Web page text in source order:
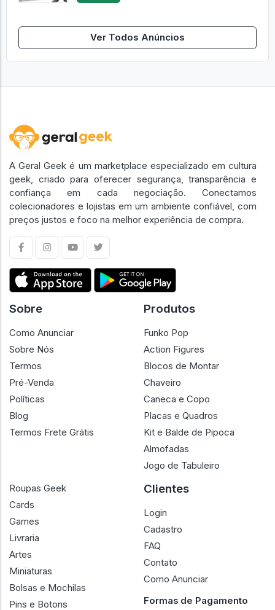
Ver Todos Anúncios
A Geral Geek é um marketplace especializado em cultura
geek, criado para oferecer segurança, transparência e
confiança em cada negociação. Conectamos
colecionadores e lojistas em um ambiente confiável, com
preços justos e foco na melhor experiência de compra.
Sobre
Como Anunciar
Sobre Nós
Termos
Pré-Venda
Políticas
Blog
Termos Frete Grátis
Produtos
Funko Pop
Action Figures
Blocos de Montar
Chaveiro
Caneca e Copo
Placas e Quadros
Kit e Balde de Pipoca
Almofadas
Jogo de Tabuleiro
Roupas Geek
Cards
Games
Livraria
Artes
Miniaturas
Bolsas e Mochilas
Pins e Botons
Clientes
Login
Cadastro
FAQ
Contato
Como Anunciar
Formas de Pagamento